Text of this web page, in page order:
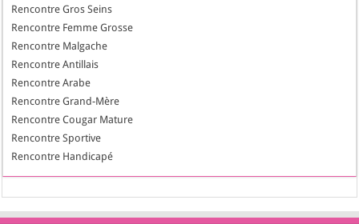
Rencontre Gros Seins
Rencontre Femme Grosse
Rencontre Malgache
Rencontre Antillais
Rencontre Arabe
Rencontre Grand-Mère
Rencontre Cougar Mature
Rencontre Sportive
Rencontre Handicapé